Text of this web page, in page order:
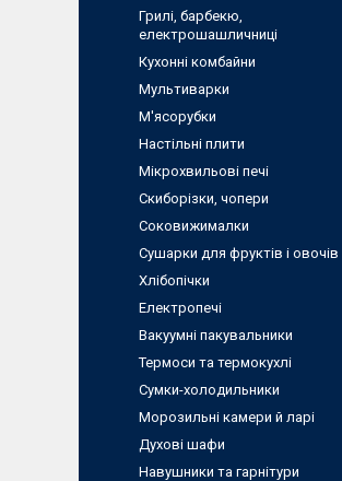
Грилі, барбекю,
електрошашличниці
Кухонні комбайни
Мультиварки
М'ясорубки
Настільні плити
Мікрохвильові печі
Скиборізки, чопери
Соковижималки
Сушарки для фруктів і овочів
Хлібопічки
Електропечі
Вакуумні пакувальники
Термоси та термокухлі
Сумки-холодильники
Морозильні камери й ларі
Духові шафи
Навушники та гарнітури